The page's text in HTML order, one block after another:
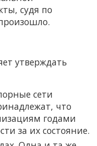
судя по
утверждать
сети
что
годами
за их состояние.